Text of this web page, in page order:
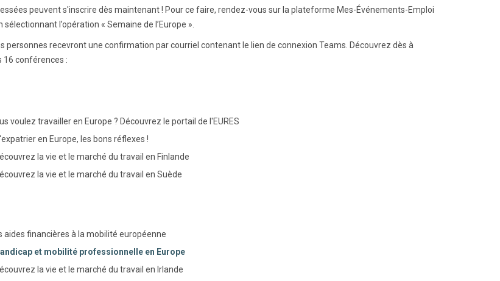
peuvent s'inscrire dès maintenant ! Pour ce faire, rendez-vous sur la plateforme Mes-Événements-Emploi
sélectionnant l’opération « Semaine de l’Europe ».
personnes recevront une confirmation par courriel contenant le lien de connexion Teams. Découvrez dès à
16 conférences :
voulez travailler en Europe ? Découvrez le portail de l'EURES
en Europe, les bons réflexes !
la vie et le marché du travail en Finlande
la vie et le marché du travail en Suède
aides financières à la mobilité européenne
et mobilité professionnelle en Europe
la vie et le marché du travail en Irlande